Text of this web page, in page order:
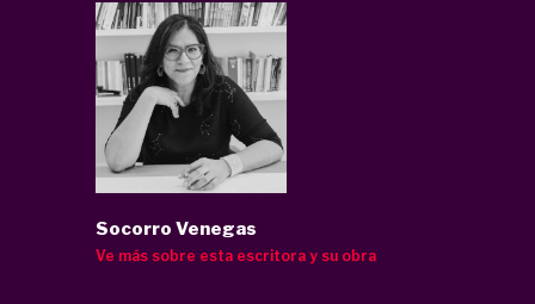
Socorro Venegas
Ve más sobre esta escritora y su obra